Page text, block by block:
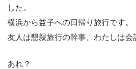
した。
横浜から益子への日帰り旅行です。
友人は懇親旅行の幹事、わたしは会
あれ？